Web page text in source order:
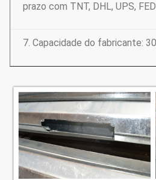
prazo com TNT, DHL, UPS,
7. Capacidade do fabricante: